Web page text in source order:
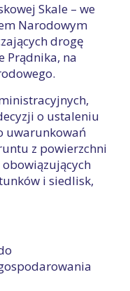
Skale – we
Narodowym
drogę
Prądnika, na
o ustaleniu
uwarunkowań
z powierzchni
i siedlisk,